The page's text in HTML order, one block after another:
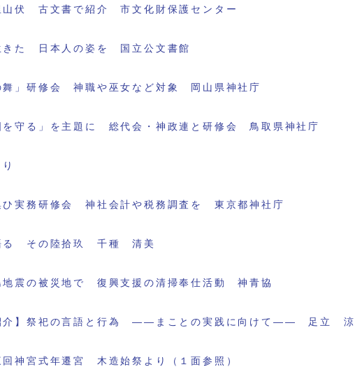
山伏 古文書で紹介 市文化財保護センター
きた 日本人の姿を 国立公文書館
舞」研修会 神職や巫女など対象 岡山県神社庁
を守る」を主題に 総代会・神政連と研修会 鳥取県神社庁
ひ実務研修会 神社会計や税務調査を 東京都神社庁
る その陸拾玖 千種 清美
地震の被災地で 復興支援の清掃奉仕活動 神青協
介】祭祀の言語と行為 ――まことの実践に向けて―― 足立
回神宮式年遷宮 木造始祭より（１面参照）